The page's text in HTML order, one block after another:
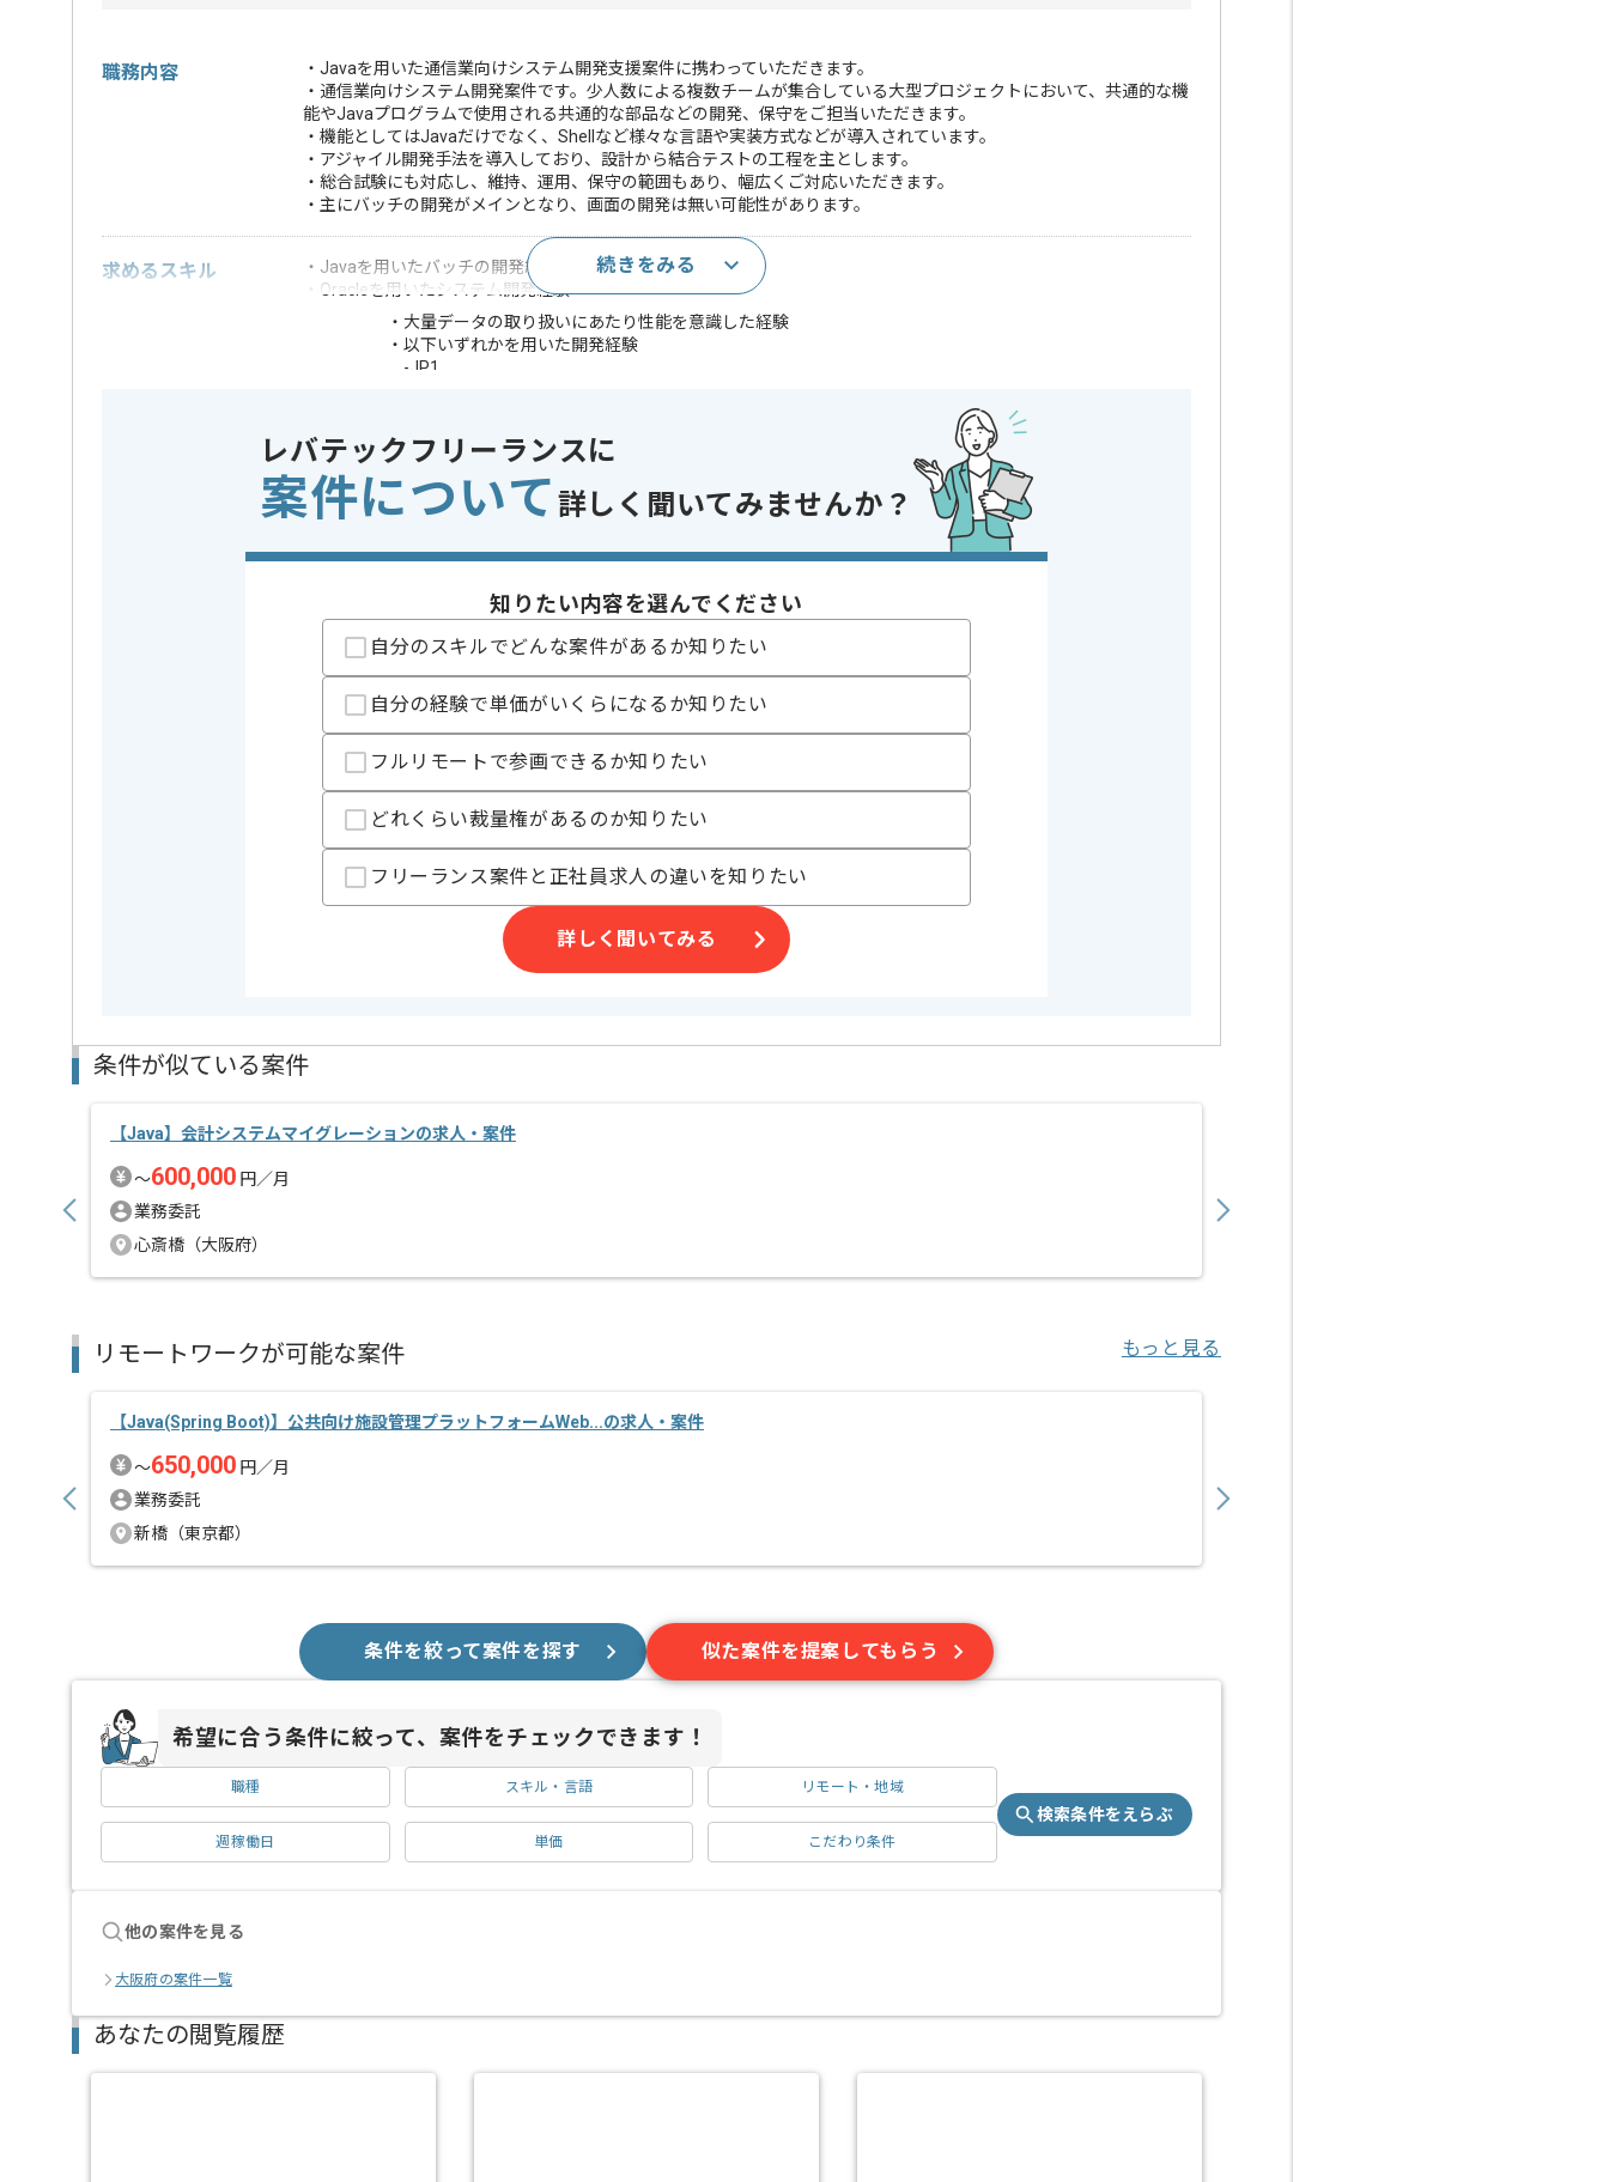
職務内容
・Javaを用いた通信業向けシステム開発支援案件に携わっていただきます。
・通信業向けシステム開発案件です。少人数による複数チームが集合している大型プロジェクトにおいて、共通的な機
能やJavaプログラムで使用される共通的な部品などの開発、保守をご担当いただきます。
・機能としてはJavaだけでなく、Shellなど様々な言語や実装方式などが導入されています。
・アジャイル開発手法を導入しており、設計から結合テストの工程を主とします。
・総合試験にも対応し、維持、運用、保守の範囲もあり、幅広くご対応いただきます。
・主にバッチの開発がメインとなり、画面の開発は無い可能性があります。
求めるスキル
・Javaを用いたバッチの開発経験
・Oracleを用いたシステム開発経験
・大量データの取り扱いにあたり性能を意識した経験
・以下いずれかを用いた開発経験
-JP1
-JavaScript
-Linuxコマンド、Shell、
-PostgreSQL
-コンテナ化技術(docker関連)
※上記に似た経験やスキルをお持ちであれば申し込み可能なケースもございます！まずはお気軽にご相談ください！
フレームワーク
Node.js
Oracle , PostgreSQL
OS
Linux
開発ツール
Redmine , Docker , Git , Jenkins , JP1
精算条件
精算基準時間
140時間〜180時間
支払いサイト
リモートワーク：立ち上がり2ヶ月ほどは週5常駐いただき、その後週2日までのリモートでの作業を想定しております。
続きをみる
レバテックフリーランスに
案件について 詳しく聞いてみませんか？
知りたい内容を選んでください
自分のスキルでどんな案件があるか知りたい
自分の経験で単価がいくらになるか知りたい
フルリモートで参画できるか知りたい
どれくらい裁量権があるのか知りたい
フリーランス案件と正社員求人の違いを知りたい
詳しく聞いてみる
条件が似ている案件
【Java】会計システムマイグレーションの求人・案件
〜600,000 円／月
業務委託
心斎橋（大阪府）
リモートワークが可能な案件 もっと見る
【Java(Spring Boot)】公共向け施設管理プラットフォームWeb...の求人・案件
〜650,000 円／月
業務委託
新橋（東京都）
条件を絞って案件を探す 似た案件を提案してもらう
希望に合う条件に絞って、案件をチェックできます！
職種 スキル・言語 リモート・地域
週稼働日 単価 こだわり条件
検索条件をえらぶ
他の案件を見る
大阪府の案件一覧
あなたの閲覧履歴